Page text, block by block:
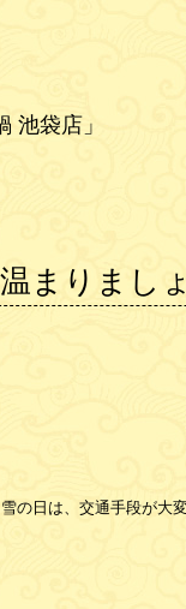
池袋店」
まりまし
の日は、交通手段が大